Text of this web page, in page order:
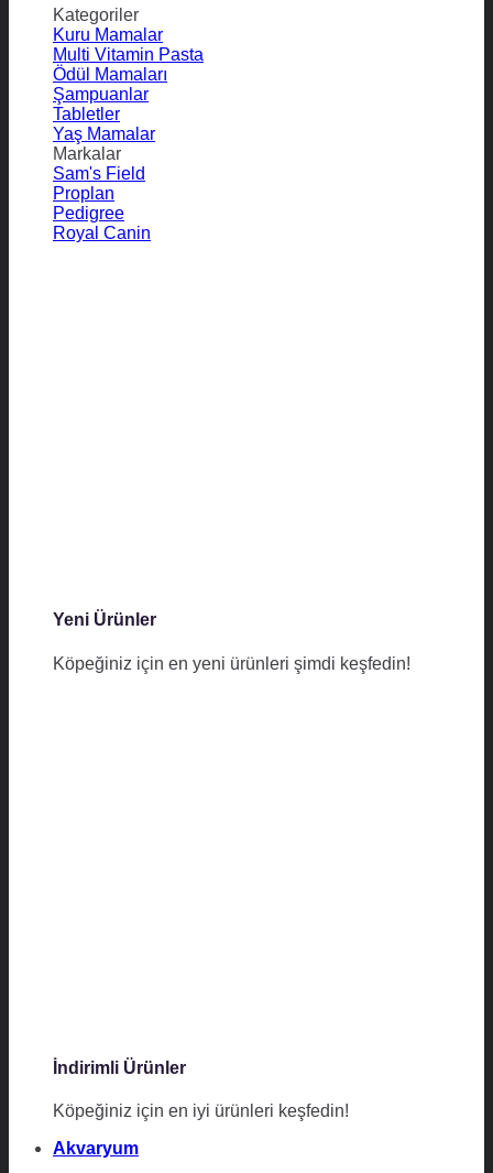
Kategoriler
Kuru Mamalar
Multi Vitamin Pasta
Ödül Mamaları
Şampuanlar
Tabletler
Yaş Mamalar
Markalar
Sam's Field
Proplan
Pedigree
Royal Canin
Yeni Ürünler
Köpeğiniz için en yeni ürünleri şimdi keşfedin!
İndirimli Ürünler
Köpeğiniz için en iyi ürünleri keşfedin!
Akvaryum